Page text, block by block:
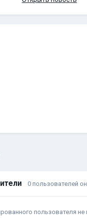
0 пользователей
пользователя